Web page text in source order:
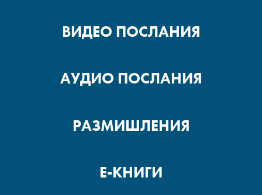
ВИДЕО ПОСЛАНИЯ
АУДИО ПОСЛАНИЯ
РАЗМИШЛЕНИЯ
Е-КНИГИ